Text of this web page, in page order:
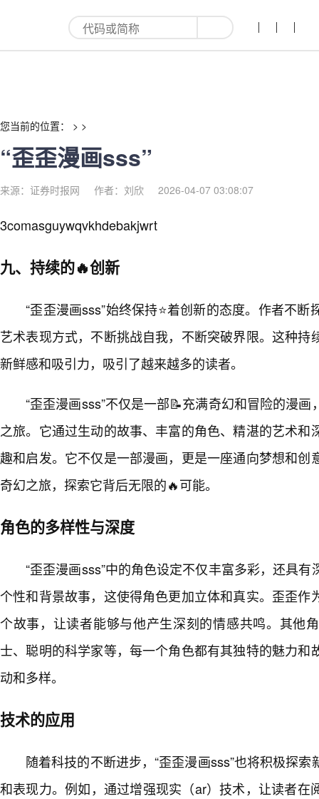
“歪歪漫画sss”-红利来
您当前的位置： > >
“歪歪漫画sss”
来源：证券时报网 作者：刘欣 2026-04-07 03:08:07
3comasguywqvkhdebakjwrt
九、持续的🔥创新
“歪歪漫画sss”始终保持⭐着创新的态度。作者不
艺术表现方式，不断挑战自我，不断突破界限。这种持
新鲜感和吸引力，吸引了越来越多的读者。
“歪歪漫画sss”不仅是一部📝充满奇幻和冒险的漫
之旅。它通过生动的故事、丰富的角色、精湛的艺术和
趣和启发。它不仅是一部漫画，更是一座通向梦想和创
奇幻之旅，探索它背后无限的🔥可能。
角色的多样性与深度
“歪歪漫画sss”中的角色设定不仅丰富多彩，还具
个性和背景故事，这使得角色更加立体和真实。歪歪作
个故事，让读者能够与他产生深刻的情感共鸣。其他
士、聪明的科学家等，每一个角色都有其独特的魅力和
动和多样。
技术的应用
随着科技的不断进步，“歪歪漫画sss”也将积极探
和表现力。例如，通过增强现实（ar）技术，让读者在